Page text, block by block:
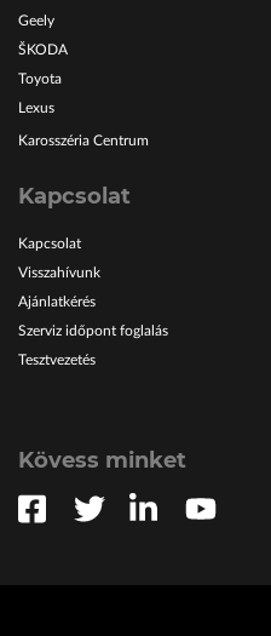
Geely
ŠKODA
Toyota
Lexus
Karosszéria Centrum
Kapcsolat
Kapcsolat
Visszahívunk
Ajánlatkérés
Szerviz időpont foglalás
Tesztvezetés
Kövess minket